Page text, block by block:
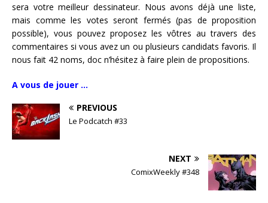
sera votre meilleur dessinateur. Nous avons déjà une liste,
mais comme les votes seront fermés (pas de proposition
possible), vous pouvez proposez les vôtres au travers des
commentaires si vous avez un ou plusieurs candidats favoris. Il
nous fait 42 noms, doc n’hésitez à faire plein de propositions.
A vous de jouer …
PREVIOUS
Le Podcatch #33
NEXT
ComixWeekly #348